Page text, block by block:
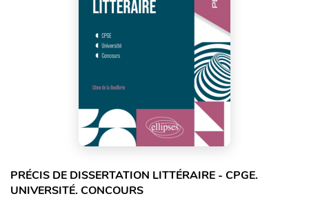
PRÉCIS DE DISSERTATION LITTÉRAIRE - CPGE.
UNIVERSITÉ. CONCOURS